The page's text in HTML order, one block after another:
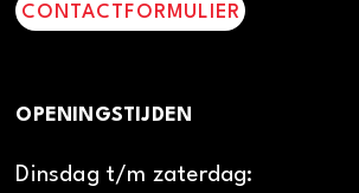
CONTACTFORMULIER
OPENINGSTIJDEN
Dinsdag t/m zaterdag: